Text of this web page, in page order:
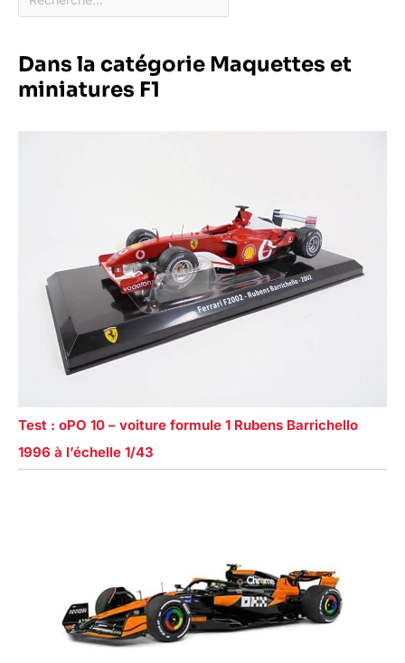
Dans la catégorie Maquettes et
miniatures F1
Test : oPO 10 – voiture formule 1 Rubens Barrichello
1996 à l’échelle 1/43